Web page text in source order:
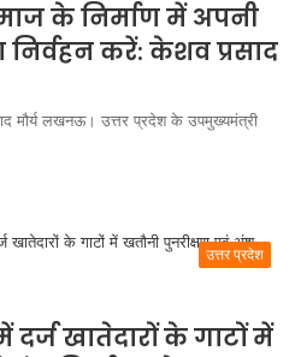
के निर्माण में अपनी
करें: केशव प्रसाद
मौर्य लखनऊ। उत्तर प्रदेश के उपमुख्यमंत्री
उत्तर प्रदेश
खातेदारों के गाटों में